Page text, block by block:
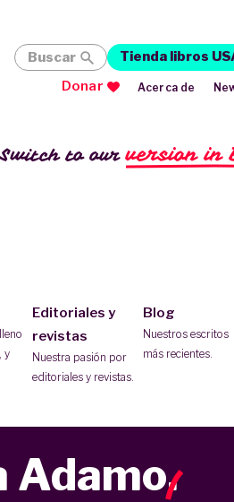
Switch to ourversion in
y
Editoriales y
revistas
Nuestra pasión por
editoriales y revistas.
Blog
Nuestros escritos
más recientes.
Buscar Tienda libros
Donar
Acerca de
Adamo.